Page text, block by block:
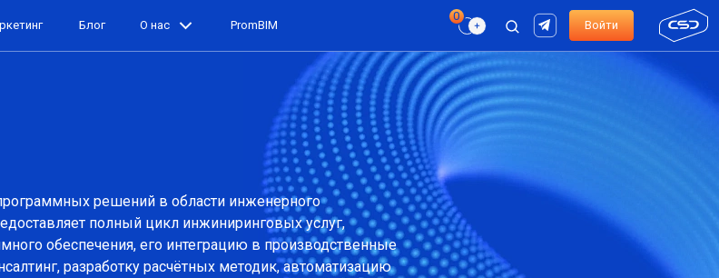
Блог О нас PromBIM Войти
решений в области инженерного
полный цикл инжиниринговых услуг,
обеспечения, его интеграцию в производственные
разработку расчётных методик, автоматизацию